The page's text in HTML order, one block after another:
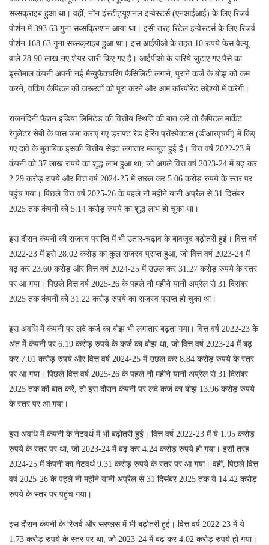
सब्सक्राइब हुआ था। वहीं, नॉन इंस्टीट्यूशनल इन्वेस्टर्स (एनआईआई) के लिए रिजर्व
पोर्शन में 393.63 गुना सब्सक्रिप्शन आया था। इसी तरह रिटेल इन्वेस्टर्स के लिए रिजर्व
पोर्शन 168.63 गुना सब्सक्राइब हुआ था। इस आईपीओ के तहत 10 रुपये फेस वैल्यू
वाले 28.90 लाख नए शेयर जारी किए गए हैं। आईपीओ के जरिये जुटाए गए पैसे का
इस्तेमाल कंपनी अपनी नई मैन्युफैक्चरिंग फैसिलिटी लगाने, पुराने कर्ज के बोझ को कम
करने, वर्किंग कैपिटल की जरूरतों को पूरा करने और आम कॉरपोरेट उद्देश्यों में करेगी।
राजनंदिनी फैशन इंडिया लिमिटेड की वित्तीय स्थिति की बात करें तो कैपिटल मार्केट
रेगुलेटर सेबी के पास जमा कराए गए ड्राफ्ट रेड हेरिंग प्रॉस्पेक्टस (डीआरएचपी) में किए
गए दावे के मुताबिक इसकी वित्तीय सेहत लगातार मजबूत हुई है। वित्त वर्ष 2022-23 में
कंपनी को 37 लाख रुपये का शुद्ध लाभ हुआ था, जो अगले वित्त वर्ष 2023-24 में बढ़ कर
2.29 करोड़ रुपये और वित्त वर्ष 2024-25 में उछल कर 5.06 करोड़ रुपये के स्तर पर
पहुंच गया। पिछले वित्त वर्ष 2025-26 के पहले नौ महीने यानी अप्रैल से 31 दिसंबर
2025 तक कंपनी को 5.14 करोड़ रुपये का शुद्ध लाभ हो चुका था।
इस दौरान कंपनी की राजस्व प्राप्ति में भी उतार-चढ़ाव के बावजूद बढ़ोतरी हुई। वित्त वर्ष
2022-23 में इसे 28.02 करोड़ का कुल राजस्व प्राप्त हुआ, जो वित्त वर्ष 2023-24 में
बढ़ कर 23.60 करोड़ और वित्त वर्ष 2024-25 में उछल कर 31.27 करोड़ रुपये के स्तर
पर आ गया। पिछले वित्त वर्ष 2025-26 के पहले नौ महीने यानी अप्रैल से 31 दिसंबर
2025 तक कंपनी को 31.22 करोड़ रुपये का राजस्व प्राप्त हो चुका था।
इस अवधि में कंपनी पर लदे कर्ज का बोझ भी लगातार बढ़ता गया। वित्त वर्ष 2022-23 के
अंत में कंपनी पर 6.19 करोड़ रुपये के कर्ज का बोझ था, जो वित्त वर्ष 2023-24 में बढ़
कर 7.01 करोड़ रुपये और वित्त वर्ष 2024-25 में उछल कर 8.84 करोड़ रुपये के स्तर
पर आ गया। पिछले वित्त वर्ष 2025-26 के पहले नौ महीने यानी अप्रैल से 31 दिसंबर
2025 तक की बात करें, तो इस दौरान कंपनी पर लदे कर्ज का बोझ 13.96 करोड़ रुपये
के स्तर पर आ गया।
इस अवधि में कंपनी के नेटवर्थ में भी बढ़ोतरी हुई। वित्त वर्ष 2022-23 में ये 1.95 करोड़
रुपये के स्तर पर था, जो 2023-24 में बढ़ कर 4.24 करोड़ रुपये हो गया। इसी तरह
2024-25 में कंपनी का नेटवर्थ 9.31 करोड़ रुपये के स्तर पर आ गया। वहीं, पिछले वित्त
वर्ष 2025-26 के पहले नौ महीने यानी अप्रैल से 31 दिसंबर 2025 तक ये 14.42 करोड़
रुपये के स्तर पर पहुंच गया।
इस दौरान कंपनी के रिजर्व और सरप्लस में भी बढ़ोतरी हुई। वित्त वर्ष 2022-23 में ये
1.73 करोड़ रुपये के स्तर पर था, जो 2023-24 में बढ़ कर 4.02 करोड़ रुपये हो गया।